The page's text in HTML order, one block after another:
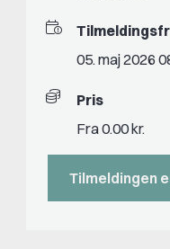
05. maj 2026
Pris
Fra 0.00 kr.
Tilmeldingen